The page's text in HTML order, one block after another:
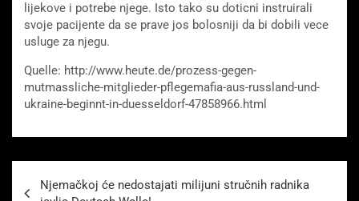
lijekove i potrebe njege. Isto tako su doticni instruirali
svoje pacijente da se prave jos bolosniji da bi dobili vece
usluge za njegu.
Quelle: http://www.heute.de/prozess-gegen-
mutmassliche-mitglieder-pflegemafia-aus-russland-und-
ukraine-beginnt-in-duesseldorf-47858966.html
Njemačkoj će nedostajati milijuni stručnih radnika